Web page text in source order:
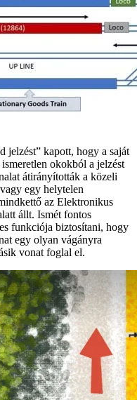
jelzést” kapott, hogy a saját
okokból a jelzést
átirányították a közeli
egy helytelen
az Elektronikus
állt. Ismét fontos
funkciója biztosítani, hogy
egy olyan vágányra
vonat foglal el.